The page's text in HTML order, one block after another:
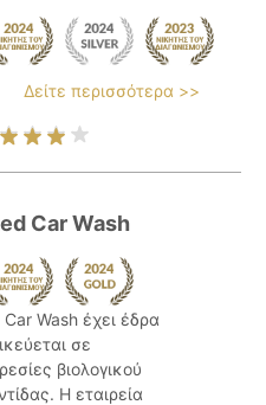
Δείτε περισσότερα >>
Car Wash
Wash έχει έδρα
σε
βιολογικού
Η εταιρεία